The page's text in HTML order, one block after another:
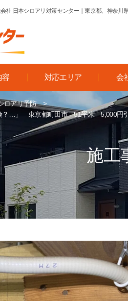
社 日本シロアリ対策センター｜東京都、神奈川
容 対応エリア 会
ロアリ予防
>
？…」 東京都町田市 51平米 5,000円
施工